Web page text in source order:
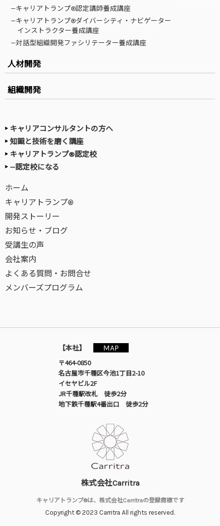
—キャリアトランプ®認定講師養成講座
—キャリアトランプ®ダイバーシティ・ナビゲーター
インストラクター養成講座
—対話型組織開発ファシリテーター養成講座
人材開発
組織開発
キャリアコンサルタントの方へ
知識と技術を磨く講座
キャリアトランプ®認定校
—認定校になる
ホーム
キャリアトランプ®
開発ストーリー
お知らせ・ブログ
受講生の声
会社案内
よくある質問・お問合せ
メンバーズプログラム
【本社】
MAP
〒464-0850
名古屋市千種区今池1丁目2-10
イセヤビル2F
JR千種駅改札 徒歩2分
地下鉄千種駅4番出口 徒歩2分
株式会社Carritra
キャリアトランプ®は、株式会社Carritraの登録商標です
Copyright © 2023 Carritra All rights reserved.